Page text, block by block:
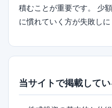
積むことが重要です。 少
に慣れていく方が失敗しに
当サイトで掲載して